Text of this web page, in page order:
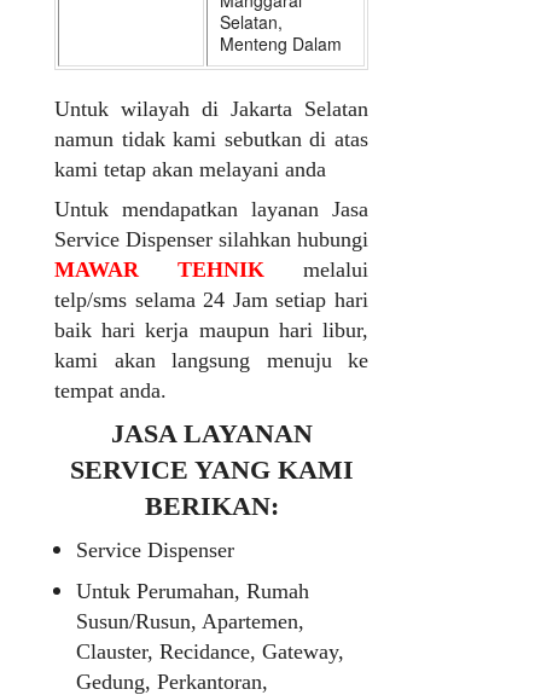
Selatan,
Menteng Dalam
Untuk wilayah di Jakarta Selatan
namun tidak kami sebutkan di atas
kami tetap akan melayani anda
Untuk mendapatkan layanan Jasa
Service Dispenser silahkan hubungi
MAWAR TEHNIK melalui
telp/sms selama 24 Jam setiap hari
baik hari kerja maupun hari libur,
kami akan langsung menuju ke
tempat anda.
JASA LAYANAN
SERVICE YANG KAMI
BERIKAN:
Service Dispenser
Untuk Perumahan, Rumah
Susun/Rusun, Apartemen,
Clauster, Recidance, Gateway,
Gedung, Perkantoran,